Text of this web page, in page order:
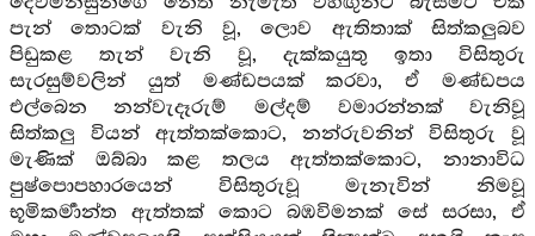
පැන් තොටක් වැනි වූ, ලොව ඇතිතාක් සිත්කලුබව
පිඩුකළ තැන් වැනි වූ, දැක්කයුතු ඉතා විසිතුරු
සැරසුම්වලින් යුත් මණ්ඩපයක් කරවා, ඒ මණ්ඩපය
එල්බෙන නන්වැදෑරුම් මල්දම් වමාරන්නක් වැනිවූ
සිත්කලු වියන් ඇත්තක්කොට, නන්රුවනින් විසිතුරු වූ
මැණික් ඔබ්බා කළ තලය ඇත්තක්කොට, නානාවිධ
පුෂ්පොපහාරයෙන් විසිතුරුවූ මැනැවින් නිමවූ
භූමිකර්‍මාන්ත ඇත්තක් කොට බඹවිමනක් සේ සරසා, ඒ